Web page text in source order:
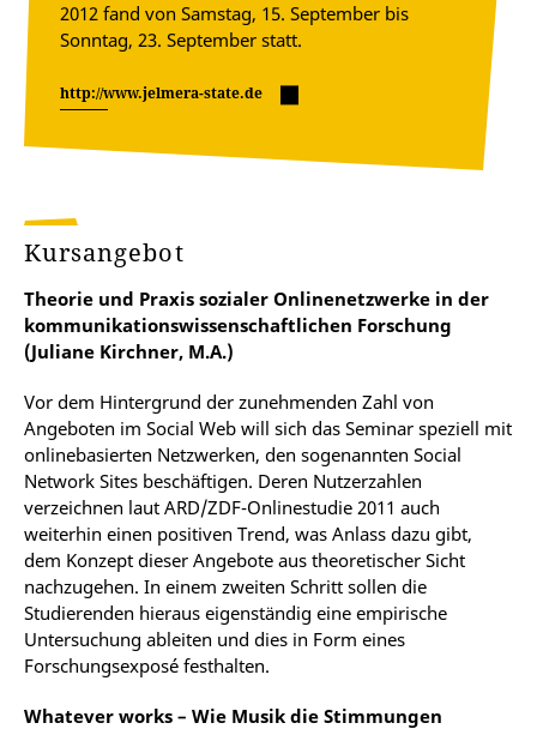
2012 fand von Samstag, 15. September bis
Sonntag, 23. September statt.
http://www.jelmera-state.de
Kursangebot
Theorie und Praxis sozialer Onlinenetzwerke in der
kommunikationswissenschaftlichen Forschung
(Juliane Kirchner, M.A.)
Vor dem Hintergrund der zunehmenden Zahl von
Angeboten im Social Web will sich das Seminar speziell mit
onlinebasierten Netzwerken, den sogenannten Social
Network Sites beschäftigen. Deren Nutzerzahlen
verzeichnen laut ARD/ZDF-Onlinestudie 2011 auch
weiterhin einen positiven Trend, was Anlass dazu gibt,
dem Konzept dieser Angebote aus theoretischer Sicht
nachzugehen. In einem zweiten Schritt sollen die
Studierenden hieraus eigenständig eine empirische
Untersuchung ableiten und dies in Form eines
Forschungsexposé festhalten.
Whatever works – Wie Musik die Stimmungen